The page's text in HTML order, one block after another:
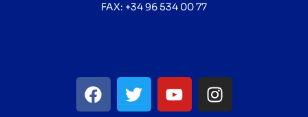
FAX: +34 96 534 00 77